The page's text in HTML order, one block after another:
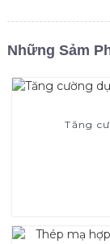
Những Sảm
Tăng